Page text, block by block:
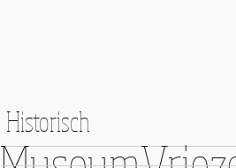
Historisch